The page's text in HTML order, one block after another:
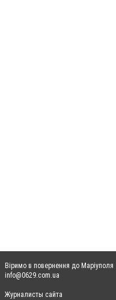
Віримо в повернення до Маріуполя
info@0629.com.ua
Журналисты сайта